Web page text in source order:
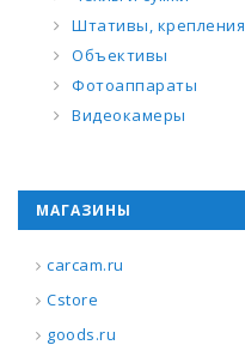
Штативы, крепления
Объективы
Фотоаппараты
Видеокамеры
МАГАЗИНЫ
carcam.ru
Cstore
goods.ru